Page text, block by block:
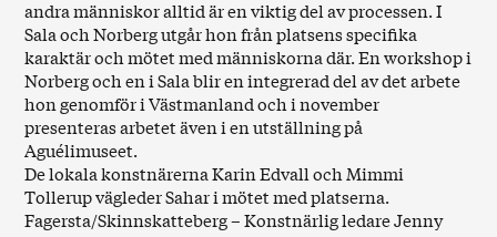
andra människor alltid är en viktig del av processen. I
Sala och Norberg utgår hon från platsens specifika
karaktär och mötet med människorna där. En workshop i
Norberg och en i Sala blir en integrerad del av det arbete
hon genomför i Västmanland och i november
presenteras arbetet även i en utställning på
Aguélimuseet.
De lokala konstnärerna Karin Edvall och Mimmi
Tollerup vägleder Sahar i mötet med platserna.
Fagersta/Skinnskatteberg – Konstnärlig ledare Jenny